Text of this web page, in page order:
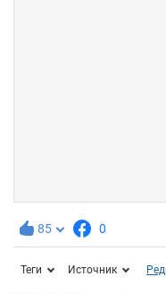
85 0
Теги Источник